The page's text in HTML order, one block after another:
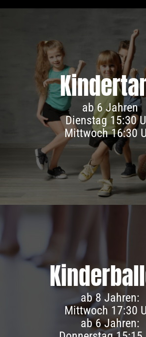
ab 6 Jahren
Dienstag 15:30
Mittwoch 16:30
Infos &
ab 8 Jahren:
Mittwoch 17:30
ab 6 Jahren:
Infos &